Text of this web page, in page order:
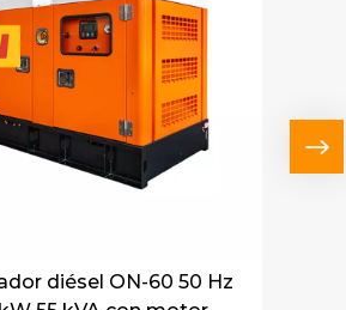
diésel ON-60 50 Hz